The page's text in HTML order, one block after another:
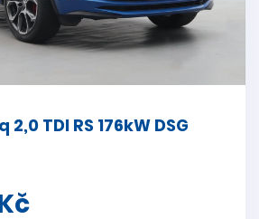
TDI RS 176kW DSG